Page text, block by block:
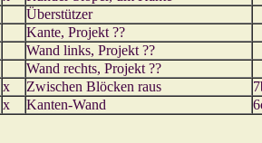
Überstützer
Kante, Projekt ??
Wand links, Projekt ??
Wand rechts, Projekt ??
x Zwischen Blöcken raus
x Kanten-Wand